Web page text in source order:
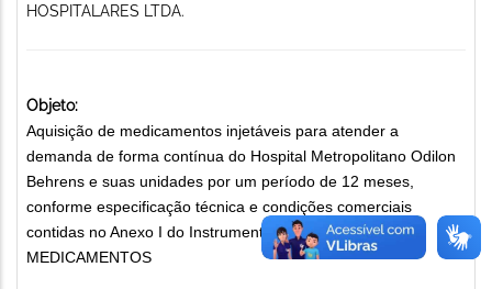
HOSPITALARES LTDA.
Objeto:
Aquisição de medicamentos injetáveis para atender a
demanda de forma contínua do Hospital Metropolitano Odilon
Behrens e suas unidades por um período de 12 meses,
conforme especificação técnica e condições comerciais
contidas no Anexo I do Instrumento Convocatório.
MEDICAMENTOS